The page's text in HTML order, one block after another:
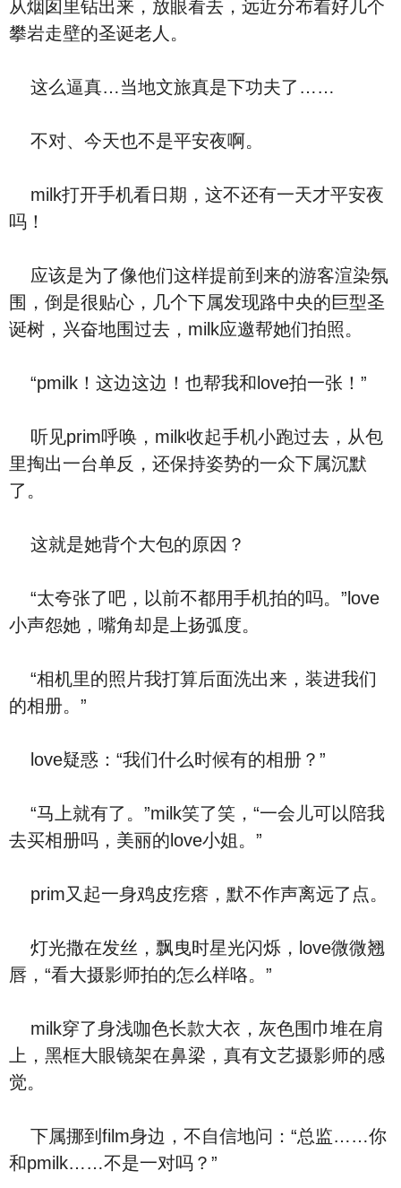
从烟囱里钻出来，放眼看去，远近分布着好几个
攀岩走壁的圣诞老人。
这么逼真…当地文旅真是下功夫了……
不对、今天也不是平安夜啊。
milk打开手机看日期，这不还有一天才平安夜
吗！
应该是为了像他们这样提前到来的游客渲染氛
围，倒是很贴心，几个下属发现路中央的巨型圣
诞树，兴奋地围过去，milk应邀帮她们拍照。
“pmilk！这边这边！也帮我和love拍一张！”
听见prim呼唤，milk收起手机小跑过去，从包
里掏出一台单反，还保持姿势的一众下属沉默
了。
这就是她背个大包的原因？
“太夸张了吧，以前不都用手机拍的吗。”love
小声怨她，嘴角却是上扬弧度。
“相机里的照片我打算后面洗出来，装进我们
的相册。”
love疑惑：“我们什么时候有的相册？”
“马上就有了。”milk笑了笑，“一会儿可以陪我
去买相册吗，美丽的love小姐。”
prim又起一身鸡皮疙瘩，默不作声离远了点。
灯光撒在发丝，飘曳时星光闪烁，love微微翘
唇，“看大摄影师拍的怎么样咯。”
milk穿了身浅咖色长款大衣，灰色围巾堆在肩
上，黑框大眼镜架在鼻梁，真有文艺摄影师的感
觉。
下属挪到film身边，不自信地问：“总监……你
和pmilk……不是一对吗？”